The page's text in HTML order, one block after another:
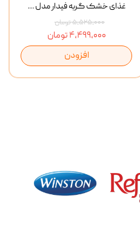
غذای خشک گربه فیدار مدل Adult وزن 10 کیلوگرم
۵,۵۲۵,۰۰۰ تومان
۴,۴۹۹,۰۰۰ تومان
افزودن